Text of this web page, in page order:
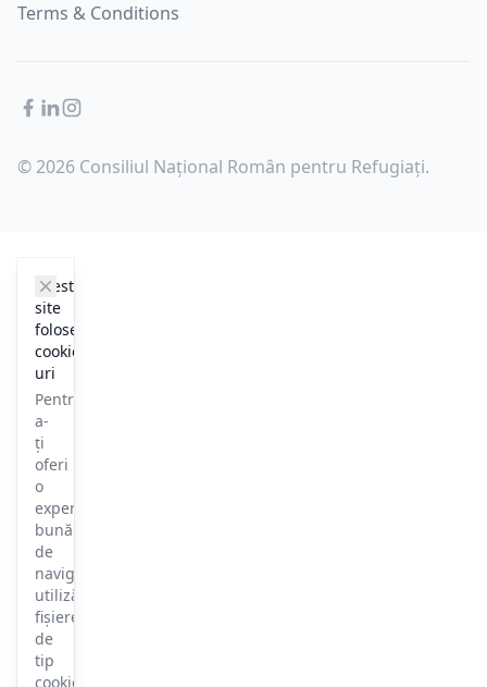
Terms & Conditions
Facebook
LinkedIn
Instagram
© 2026 Consiliul Național Român pentru Refugiați.
Acest
site
folosește
cookie-
uri
Pentru
a-
ți
oferi
o
experiență
bună
de
navigare,
utilizăm
fișiere
de
tip
cookie.
cookie_notice.clos3